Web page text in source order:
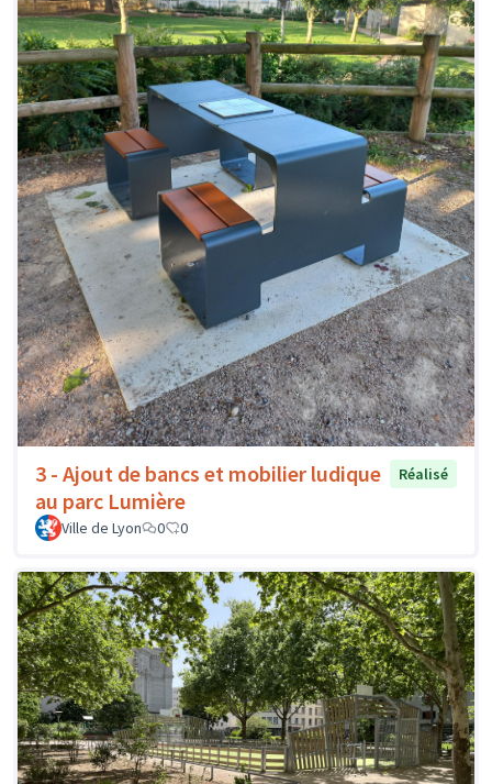
3 - Ajout de bancs et mobilier ludique
au parc Lumière
Réalisé
Ville de Lyon 0 0